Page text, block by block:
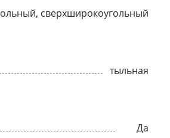
сверхширокоугольный
тыльная
Да